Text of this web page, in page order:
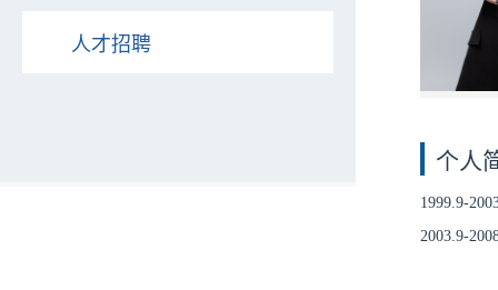
个人
1999.9-
2003.9-